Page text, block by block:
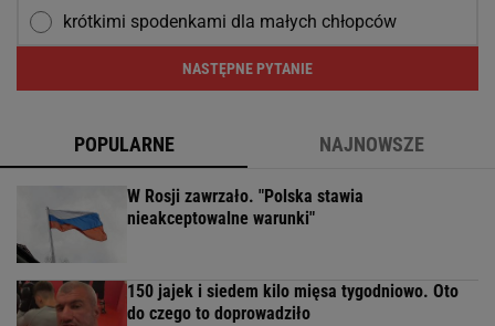
krótkimi spodenkami dla małych chłopców
NASTĘPNE PYTANIE
POPULARNE NAJNOWSZE
W Rosji zawrzało. "Polska stawia
nieakceptowalne warunki"
150 jajek i siedem kilo mięsa tygodniowo. Oto
do czego to doprowadziło